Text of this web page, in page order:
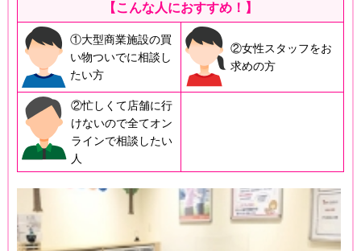
【こんな人におすすめ！】
①大型商業施設の買
い物ついでに相談し
たい方
②女性スタッフをお
求めの方
②忙しくて店舗に行
けないので全てオン
ラインで相談したい
人